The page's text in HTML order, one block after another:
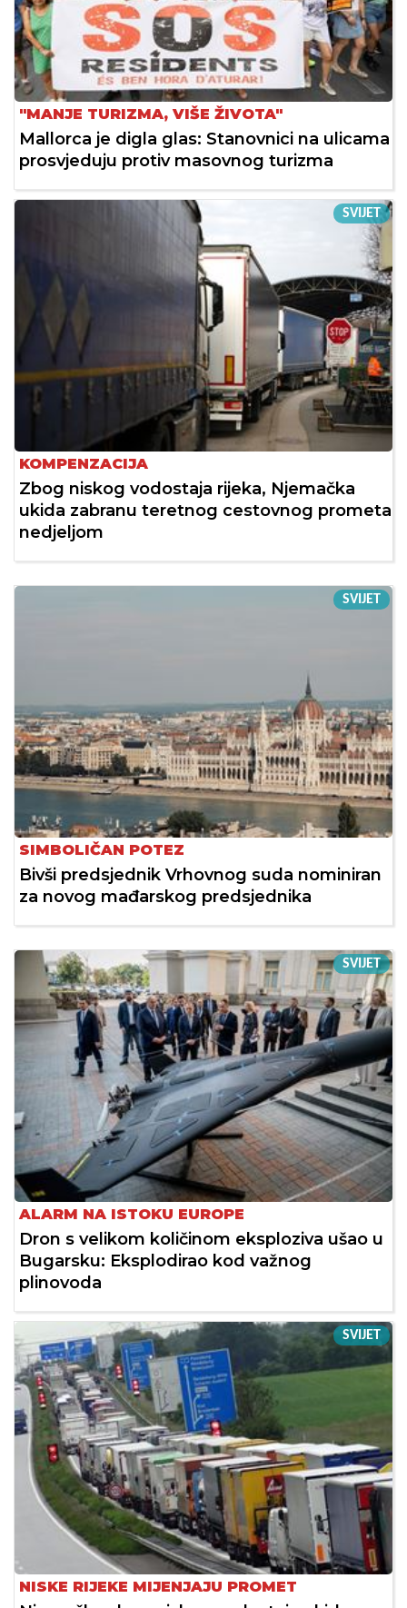
"MANJE TURIZMA, VIŠE ŽIVOTA"
Mallorca je digla glas: Stanovnici na ulicama
prosvjeduju protiv masovnog turizma
SVIJET
KOMPENZACIJA
Zbog niskog vodostaja rijeka, Njemačka
ukida zabranu teretnog cestovnog prometa
nedjeljom
SVIJET
SIMBOLIČAN POTEZ
Bivši predsjednik Vrhovnog suda nominiran
za novog mađarskog predsjednika
SVIJET
ALARM NA ISTOKU EUROPE
Dron s velikom količinom eksploziva ušao u
Bugarsku: Eksplodirao kod važnog
plinovoda
SVIJET
NISKE RIJEKE MIJENJAJU PROMET